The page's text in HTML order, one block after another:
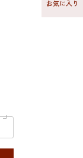
お気に入り